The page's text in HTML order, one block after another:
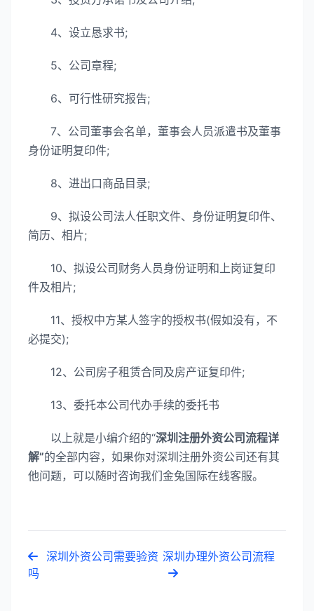
4、设立恳求书;
5、公司章程;
6、可行性研究报告;
7、公司董事会名单，董事会人员派遣书及董事
身份证明复印件;
8、进出口商品目录;
9、拟设公司法人任职文件、身份证明复印件、
简历、相片;
10、拟设公司财务人员身份证明和上岗证复印
件及相片;
11、授权中方某人签字的授权书(假如没有，不
必提交);
12、公司房子租赁合同及房产证复印件;
13、委托本公司代办手续的委托书
以上就是小编介绍的“深圳注册外资公司流程详
解”的全部内容，如果你对深圳注册外资公司还有其
他问题，可以随时咨询我们金兔国际在线客服。
深圳外资公司需要验资
吗
深圳办理外资公司流程